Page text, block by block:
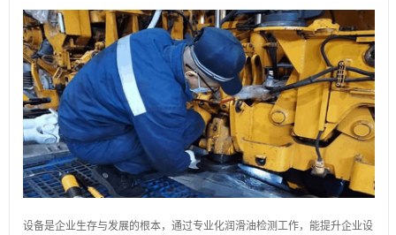
设备是企业生存与发展的根本，通过专业化润滑油检测工作，能提升企业设